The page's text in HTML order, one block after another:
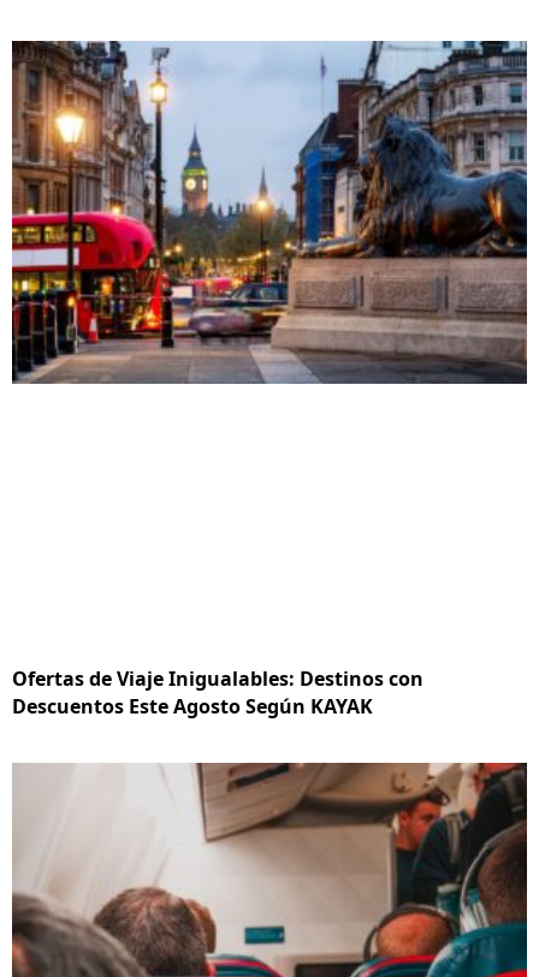
Ofertas de Viaje Inigualables: Destinos con
Descuentos Este Agosto Según KAYAK